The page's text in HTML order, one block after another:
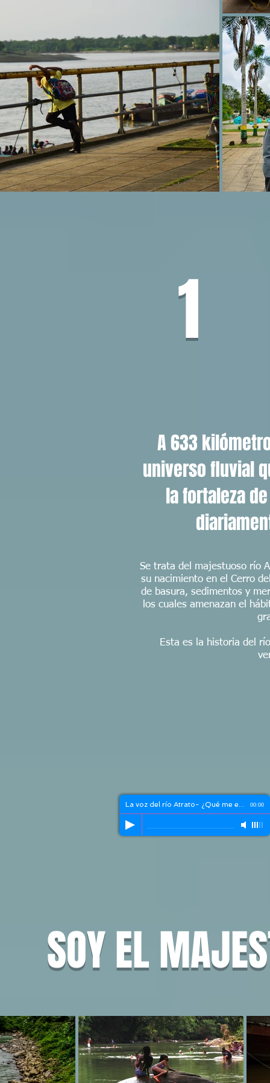
1
A 633
universo fluvial
la fortaleza
Se trata del majestuoso río
su nacimiento en el Cerro
de basura, sedimentos y
los cuales amenazan el
Esta es la historia del
La voz del río Atrato- ¿Qué me está matando ? 00:00
SOY EL